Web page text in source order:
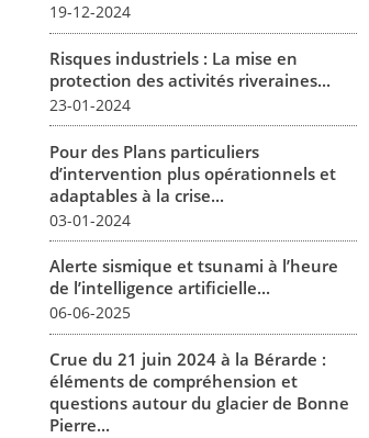
19-12-2024
Risques industriels : La mise en
protection des activités riveraines...
23-01-2024
Pour des Plans particuliers
d’intervention plus opérationnels et
adaptables à la crise...
03-01-2024
Alerte sismique et tsunami à l’heure
de l’intelligence artificielle...
06-06-2025
Crue du 21 juin 2024 à la Bérarde :
éléments de compréhension et
questions autour du glacier de Bonne
Pierre...